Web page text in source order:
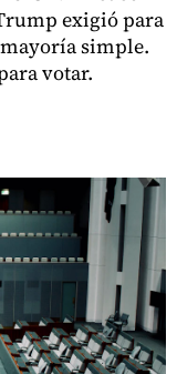
exigió para
simple.
votar.